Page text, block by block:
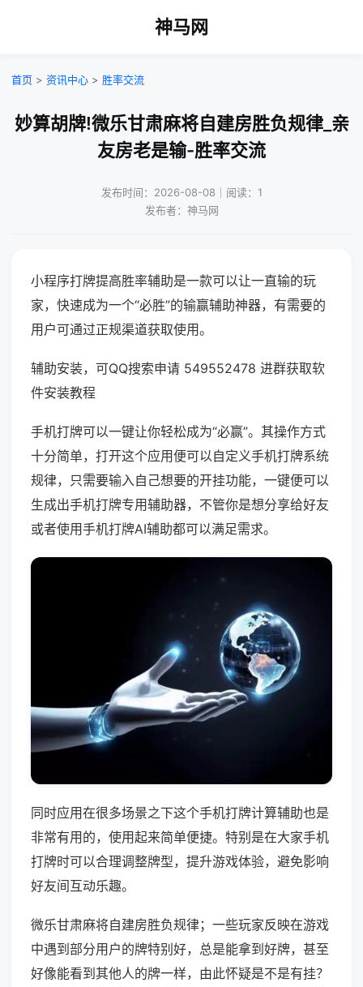
神马网
首页 > 资讯中心 > 胜率交流
妙算胡牌!微乐甘肃麻将自建房胜负规律_亲
友房老是输-胜率交流
发布时间：2026-08-08｜阅读：1
发布者：神马网
小程序打牌提高胜率辅助是一款可以让一直输的玩
家，快速成为一个“必胜”的输赢辅助神器，有需要的
用户可通过正规渠道获取使用。
辅助安装，可QQ搜索申请 549552478 进群获取软
件安装教程
手机打牌可以一键让你轻松成为“必赢”。其操作方式
十分简单，打开这个应用便可以自定义手机打牌系统
规律，只需要输入自己想要的开挂功能，一键便可以
生成出手机打牌专用辅助器，不管你是想分享给好友
或者使用手机打牌AI辅助都可以满足需求。
同时应用在很多场景之下这个手机打牌计算辅助也是
非常有用的，使用起来简单便捷。特别是在大家手机
打牌时可以合理调整牌型，提升游戏体验，避免影响
好友间互动乐趣。
微乐甘肃麻将自建房胜负规律；一些玩家反映在游戏
中遇到部分用户的牌特别好，总是能拿到好牌，甚至
好像能看到其他人的牌一样，由此怀疑是不是有挂？